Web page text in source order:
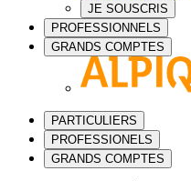
JE SOUSCRIS
PROFESSIONNELS
GRANDS COMPTES
PARTICULIERS
PROFESSIONELS
GRANDS COMPTES